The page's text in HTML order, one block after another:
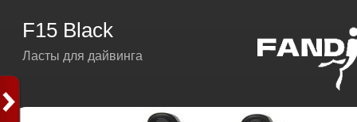
F15 Black
Ласты для дайвинга